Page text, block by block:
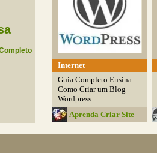
Internet
Guia Completo Ensina
Como Criar um Blog
Wordpress
Aprenda Criar Site